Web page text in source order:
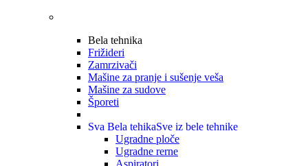
Bela tehnika
Frižideri
Zamrzivači
Mašine za pranje i sušenje veša
Mašine za sudove
Šporeti
Sva Bela tehikaSve iz bele tehnike
Ugradne ploče
Ugradne rerne
Aspiratori